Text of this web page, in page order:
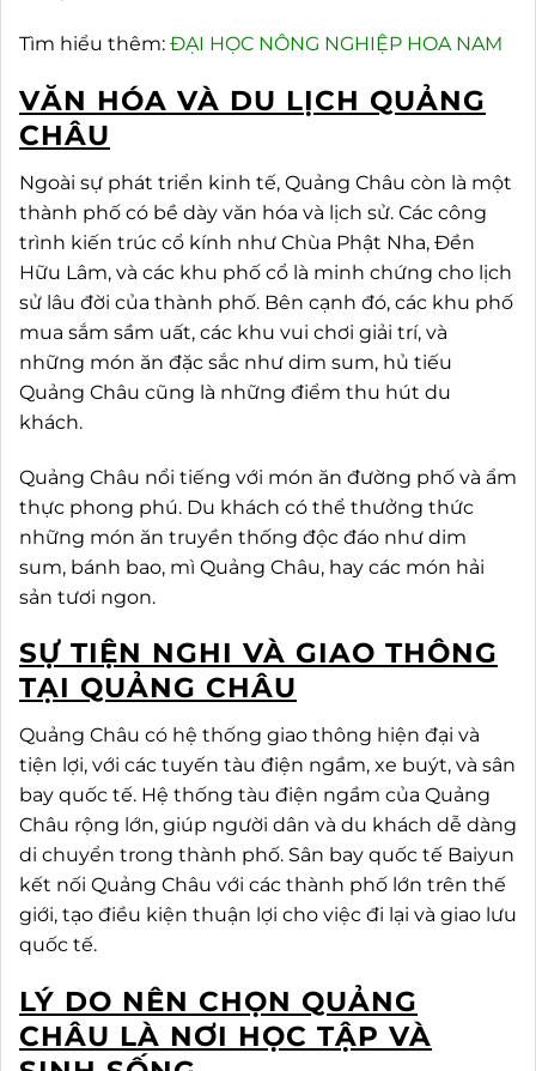
Tìm hiểu thêm: ĐẠI HỌC NÔNG NGHIỆP HOA NAM
VĂN HÓA VÀ DU LỊCH QUẢNG
CHÂU
Ngoài sự phát triển kinh tế, Quảng Châu còn là một
thành phố có bề dày văn hóa và lịch sử. Các công
trình kiến trúc cổ kính như Chùa Phật Nha, Đền
Hữu Lâm, và các khu phố cổ là minh chứng cho lịch
sử lâu đời của thành phố. Bên cạnh đó, các khu phố
mua sắm sầm uất, các khu vui chơi giải trí, và
những món ăn đặc sắc như dim sum, hủ tiếu
Quảng Châu cũng là những điểm thu hút du
khách.
Quảng Châu nổi tiếng với món ăn đường phố và ẩm
thực phong phú. Du khách có thể thưởng thức
những món ăn truyền thống độc đáo như dim
sum, bánh bao, mì Quảng Châu, hay các món hải
sản tươi ngon.
SỰ TIỆN NGHI VÀ GIAO THÔNG
TẠI QUẢNG CHÂU
Quảng Châu có hệ thống giao thông hiện đại và
tiện lợi, với các tuyến tàu điện ngầm, xe buýt, và sân
bay quốc tế. Hệ thống tàu điện ngầm của Quảng
Châu rộng lớn, giúp người dân và du khách dễ dàng
di chuyển trong thành phố. Sân bay quốc tế Baiyun
kết nối Quảng Châu với các thành phố lớn trên thế
giới, tạo điều kiện thuận lợi cho việc đi lại và giao lưu
quốc tế.
LÝ DO NÊN CHỌN QUẢNG
CHÂU LÀ NƠI HỌC TẬP VÀ